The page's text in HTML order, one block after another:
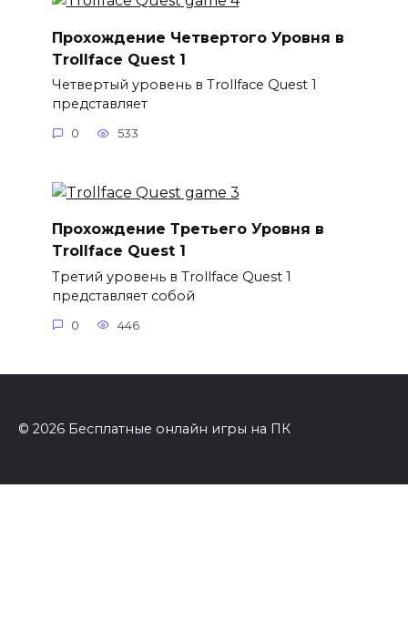
Прохождение Четвертого Уровня в
Trollface Quest 1
Четвертый уровень в Trollface Quest 1
представляет
0 533
Прохождение Третьего Уровня в
Trollface Quest 1
Третий уровень в Trollface Quest 1
представляет собой
0 446
© 2026 Бесплатные онлайн игры на ПК